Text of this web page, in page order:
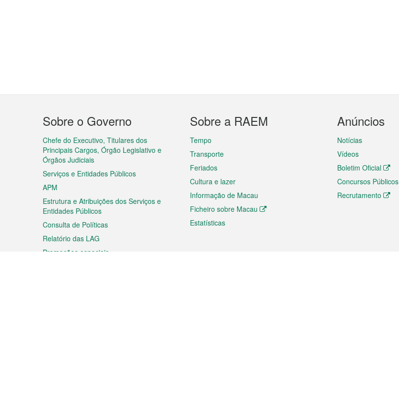
Menu
do
rodapé
Sobre o Governo
Chefe do Executivo, Titulares dos
Principais Cargos, Órgão Legislativo e
Órgãos Judiciais
Serviços e Entidades Públicos
APM
Estrutura e Atribuições dos Serviços e
Entidades Públicos
Consulta de Políticas
Relatório das LAG
Promoções especiais
Sobre a RAEM
Tempo
Transporte
Feriados
Cultura e lazer
Informação de Macau
Ficheiro sobre Macau
Estatísticas
Anúncios
Notícias
Vídeos
Boletim Oficial
Concursos Públicos
Recrutamento